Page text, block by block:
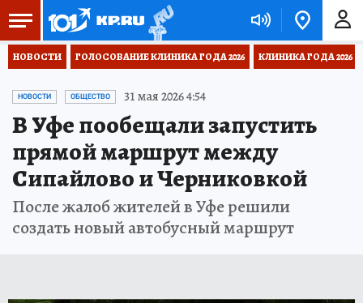
НОВОСТИ ГОЛОСОВАНИЕ КЛИНИКА ГОДА 2026 КЛИНИКА ГОДА 2026
НОВОСТИ ОБЩЕСТВО 31 мая 2026 4:54
В Уфе пообещали запустить
прямой маршрут между
Сипайлово и Черниковкой
После жалоб жителей в Уфе решили
создать новый автобусный маршрут